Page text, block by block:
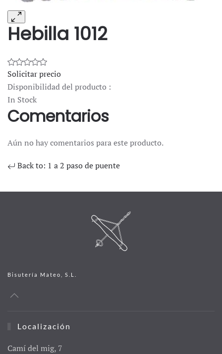
Hebilla 1012
Solicitar precio
Disponibilidad del producto :
In Stock
Comentarios
Aún no hay comentarios para este producto.
Back to: 1 a 2 paso de puente
Bisutería Mateo, S.L.
Localización
Camí del mig, 7